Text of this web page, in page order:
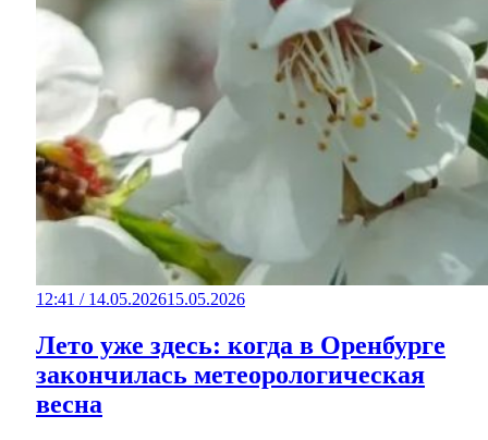
12:41 / 14.05.202615.05.2026
Лето уже здесь: когда в Оренбурге
закончилась метеорологическая
весна